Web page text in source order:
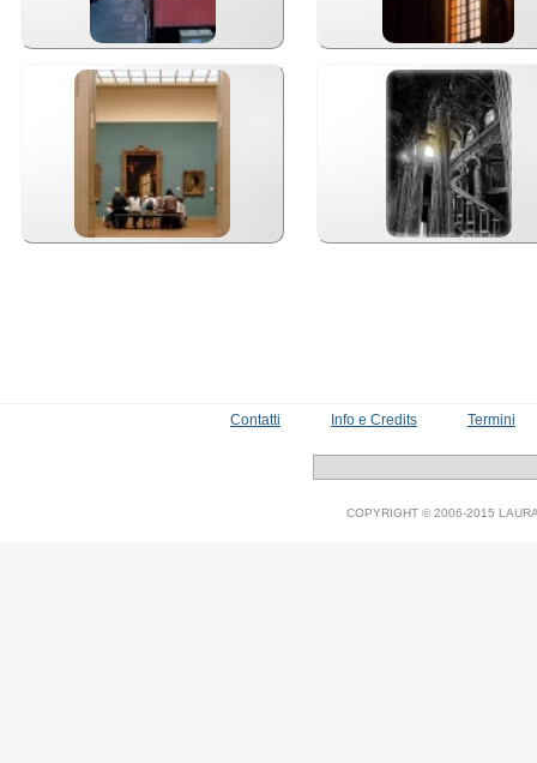
Contatti Info e Credits Termini
COPYRIGHT © 2006-2015